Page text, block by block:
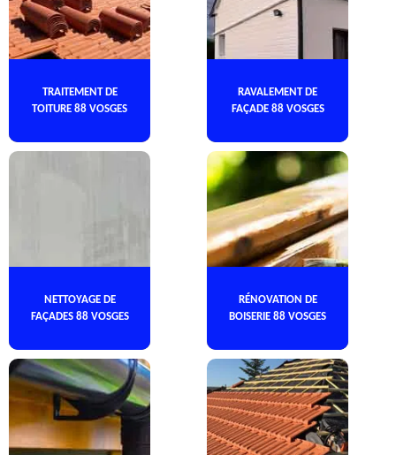
TRAITEMENT DE
TOITURE 88 VOSGES
RAVALEMENT DE
FAÇADE 88 VOSGES
NETTOYAGE DE
FAÇADES 88 VOSGES
RÉNOVATION DE
BOISERIE 88 VOSGES